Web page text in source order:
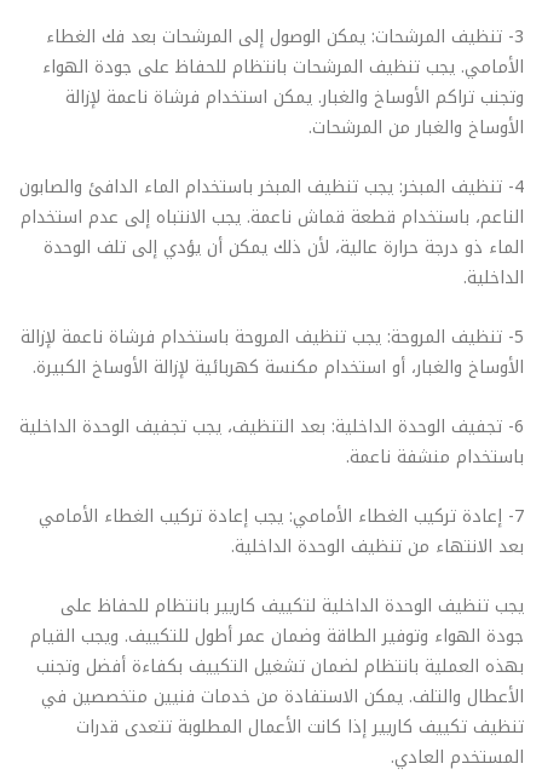
3- تنظيف المرشحات: يمكن الوصول إلى المرشحات بعد فك الغطاء
الأمامي. يجب تنظيف المرشحات بانتظام للحفاظ على جودة الهواء
وتجنب تراكم الأوساخ والغبار. يمكن استخدام فرشاة ناعمة لإزالة
الأوساخ والغبار من المرشحات.
4- تنظيف المبخر: يجب تنظيف المبخر باستخدام الماء الدافئ والصابون
الناعم، باستخدام قطعة قماش ناعمة. يجب الانتباه إلى عدم استخدام
الماء ذو درجة حرارة عالية، لأن ذلك يمكن أن يؤدي إلى تلف الوحدة
الداخلية.
5- تنظيف المروحة: يجب تنظيف المروحة باستخدام فرشاة ناعمة لإزالة
الأوساخ والغبار، أو استخدام مكنسة كهربائية لإزالة الأوساخ الكبيرة.
6- تجفيف الوحدة الداخلية: بعد التنظيف، يجب تجفيف الوحدة الداخلية
باستخدام منشفة ناعمة.
7- إعادة تركيب الغطاء الأمامي: يجب إعادة تركيب الغطاء الأمامي
بعد الانتهاء من تنظيف الوحدة الداخلية.
يجب تنظيف الوحدة الداخلية لتكييف كاريير بانتظام للحفاظ على
جودة الهواء وتوفير الطاقة وضمان عمر أطول للتكييف. ويجب القيام
بهذه العملية بانتظام لضمان تشغيل التكييف بكفاءة أفضل وتجنب
الأعطال والتلف. يمكن الاستفادة من خدمات فنيين متخصصين في
تنظيف تكييف كاريير إذا كانت الأعمال المطلوبة تتعدى قدرات
المستخدم العادي.